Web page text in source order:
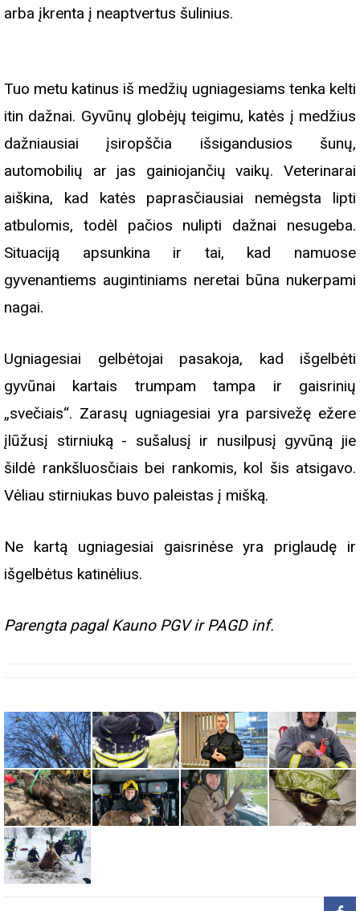
arba įkrenta į neaptvertus šulinius.
Tuo metu katinus iš medžių ugniagesiams tenka kelti
itin dažnai. Gyvūnų globėjų teigimu, katės į medžius
dažniausiai įsiropščia išsigandusios šunų,
automobilių ar jas gainiojančių vaikų. Veterinarai
aiškina, kad katės paprasčiausiai nemėgsta lipti
atbulomis, todėl pačios nulipti dažnai nesugeba.
Situaciją apsunkina ir tai, kad namuose
gyvenantiems augintiniams neretai būna nukerpami
nagai.
Ugniagesiai gelbėtojai pasakoja, kad išgelbėti
gyvūnai kartais trumpam tampa ir gaisrinių
„svečiais“. Zarasų ugniagesiai yra parsivežę ežere
įlūžusį stirniuką - sušalusį ir nusilpusį gyvūną jie
šildė rankšluosčiais bei rankomis, kol šis atsigavo.
Vėliau stirniukas buvo paleistas į mišką.
Ne kartą ugniagesiai gaisrinėse yra priglaudę ir
išgelbėtus katinėlius.
Parengta pagal Kauno PGV ir PAGD inf.